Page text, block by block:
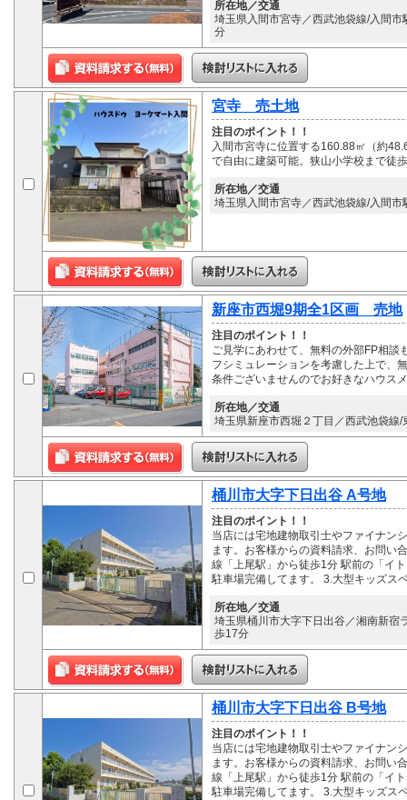
所在地／交通
埼玉県入間市宮寺／西武池袋線/入間
分
宮寺 売土地
注目のポイント！！
入間市宮寺に位置する160.88㎡（約
で自由に建築可能。狭山小学校まで徒
所在地／交通
埼玉県入間市宮寺／西武池袋線/入間市
新座市西堀9期全1区画 売地
注目のポイント！！
ご見学にあわせて、無料の外部FP相談
フシミュレーションを考慮した上で、
条件ございませんのでお好きなハウス
所在地／交通
埼玉県新座市西堀２丁目／西武池袋線/
桶川市大字下日出谷 A号地
注目のポイント！！
当店には宅地建物取引士やファイナン
ます。お客様からの資料請求、お問い
線「上尾駅」から徒歩1分 駅前の「イ
駐車場完備してます。 3.大型キッズス
所在地／交通
埼玉県桶川市大字下日出谷／湘南新宿
歩17分
桶川市大字下日出谷 B号地
注目のポイント！！
当店には宅地建物取引士やファイナン
ます。お客様からの資料請求、お問い
線「上尾駅」から徒歩1分 駅前の「イ
駐車場完備してます。 3.大型キッズス